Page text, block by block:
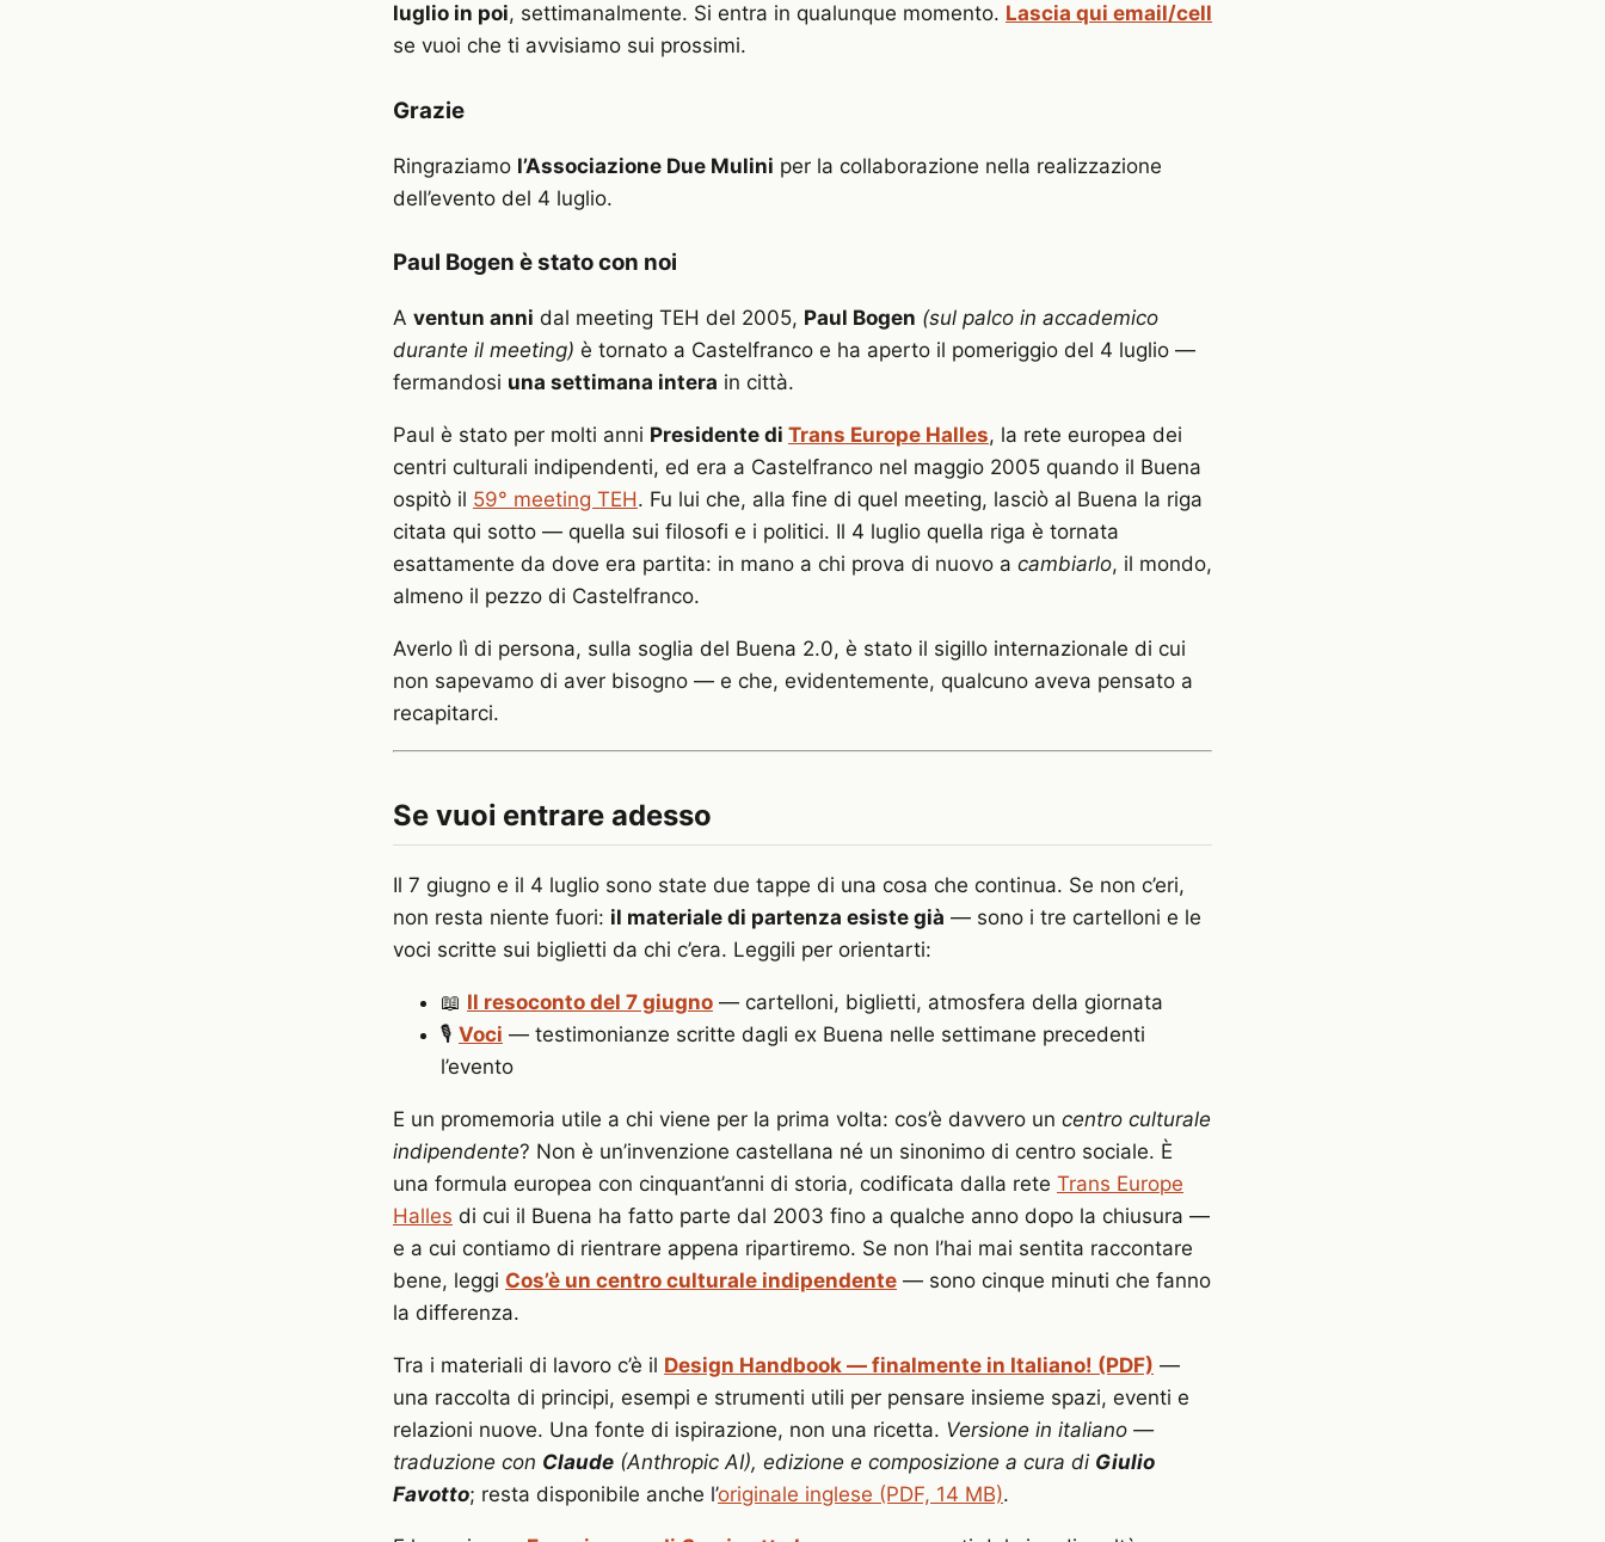
luglio in poi, settimanalmente. Si entra in qualunque momento. Lascia qui email/cell
se vuoi che ti avvisiamo sui prossimi.
Grazie
Ringraziamo l’Associazione Due Mulini per la collaborazione nella realizzazione
dell’evento del 4 luglio.
Paul Bogen è stato con noi
A ventun anni dal meeting TEH del 2005, Paul Bogen (sul palco in accademico
durante il meeting) è tornato a Castelfranco e ha aperto il pomeriggio del 4 luglio —
fermandosi una settimana intera in città.
Paul è stato per molti anni Presidente di Trans Europe Halles, la rete europea dei
centri culturali indipendenti, ed era a Castelfranco nel maggio 2005 quando il Buena
ospitò il 59° meeting TEH. Fu lui che, alla fine di quel meeting, lasciò al Buena la riga
citata qui sotto — quella sui filosofi e i politici. Il 4 luglio quella riga è tornata
esattamente da dove era partita: in mano a chi prova di nuovo a cambiarlo, il mondo,
almeno il pezzo di Castelfranco.
Averlo lì di persona, sulla soglia del Buena 2.0, è stato il sigillo internazionale di cui
non sapevamo di aver bisogno — e che, evidentemente, qualcuno aveva pensato a
recapitarci.
Se vuoi entrare adesso
Il 7 giugno e il 4 luglio sono state due tappe di una cosa che continua. Se non c’eri,
non resta niente fuori: il materiale di partenza esiste già — sono i tre cartelloni e le
voci scritte sui biglietti da chi c’era. Leggili per orientarti:
📖 Il resoconto del 7 giugno — cartelloni, biglietti, atmosfera della giornata
🎙️ Voci — testimonianze scritte dagli ex Buena nelle settimane precedenti
l’evento
E un promemoria utile a chi viene per la prima volta: cos’è davvero un centro culturale
indipendente? Non è un’invenzione castellana né un sinonimo di centro sociale. È
una formula europea con cinquant’anni di storia, codificata dalla rete Trans Europe
Halles di cui il Buena ha fatto parte dal 2003 fino a qualche anno dopo la chiusura —
e a cui contiamo di rientrare appena ripartiremo. Se non l’hai mai sentita raccontare
bene, leggi Cos’è un centro culturale indipendente — sono cinque minuti che fanno
la differenza.
Tra i materiali di lavoro c’è il Design Handbook — finalmente in Italiano! (PDF) —
una raccolta di principi, esempi e strumenti utili per pensare insieme spazi, eventi e
relazioni nuove. Una fonte di ispirazione, non una ricetta. Versione in italiano —
traduzione con Claude (Anthropic AI), edizione e composizione a cura di Giulio
Favotto; resta disponibile anche l’originale inglese (PDF, 14 MB).